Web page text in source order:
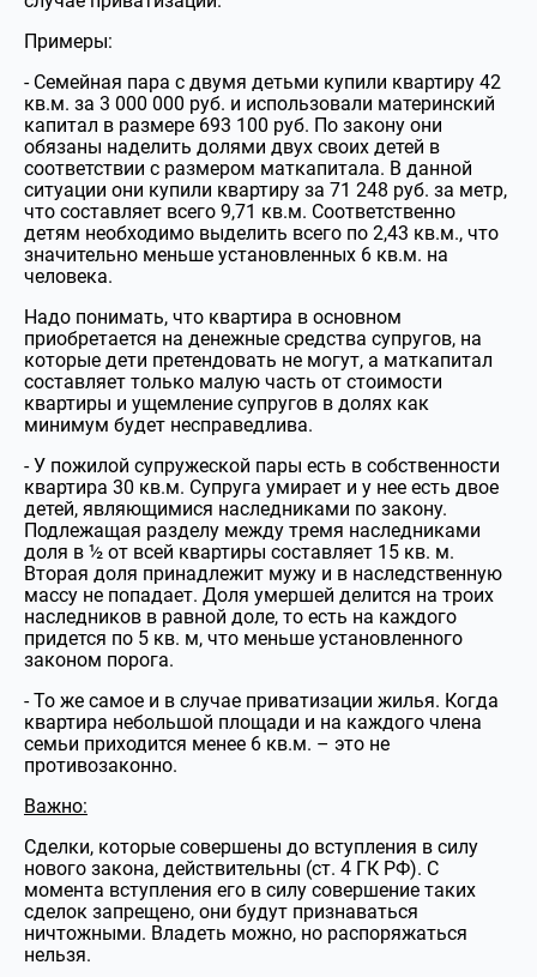
Примеры:
- Семейная пара с двумя детьми купили квартиру 42
кв.м. за 3 000 000 руб. и использовали материнский
капитал в размере 693 100 руб. По закону они
обязаны наделить долями двух своих детей в
соответствии с размером маткапитала. В данной
ситуации они купили квартиру за 71 248 руб. за метр,
что составляет всего 9,71 кв.м. Соответственно
детям необходимо выделить всего по 2,43 кв.м., что
значительно меньше установленных 6 кв.м. на
человека.
Надо понимать, что квартира в основном
приобретается на денежные средства супругов, на
которые дети претендовать не могут, а маткапитал
составляет только малую часть от стоимости
квартиры и ущемление супругов в долях как
минимум будет несправедлива.
- У пожилой супружеской пары есть в собственности
квартира 30 кв.м. Супруга умирает и у нее есть двое
детей, являющимися наследниками по закону.
Подлежащая разделу между тремя наследниками
доля в ½ от всей квартиры составляет 15 кв. м.
Вторая доля принадлежит мужу и в наследственную
массу не попадает. Доля умершей делится на троих
наследников в равной доле, то есть на каждого
придется по 5 кв. м, что меньше установленного
законом порога.
- То же самое и в случае приватизации жилья. Когда
квартира небольшой площади и на каждого члена
семьи приходится менее 6 кв.м. – это не
противозаконно.
Важно:
Сделки, которые совершены до вступления в силу
нового закона, действительны (ст. 4 ГК РФ). С
момента вступления его в силу совершение таких
сделок запрещено, они будут признаваться
ничтожными. Владеть можно, но распоряжаться
нельзя.